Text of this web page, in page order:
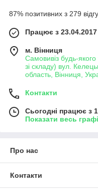
87% позитивних з 279
Працює з 23.04.2017
м. Вінниця
Самовивіз будь-
зі складу) вул.
область, Вінниця,
Контакти
Сьогодні працює з
Показати весь
Про нас
Контакти